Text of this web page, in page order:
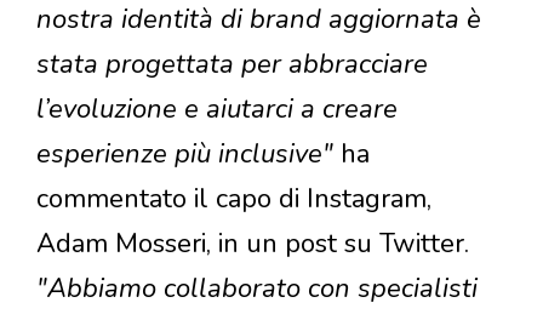
nostra identità di brand aggiornata è
stata progettata per abbracciare
l’evoluzione e aiutarci a creare
esperienze più inclusive" ha
commentato il capo di Instagram,
Adam Mosseri, in un post su Twitter.
"Abbiamo collaborato con specialisti